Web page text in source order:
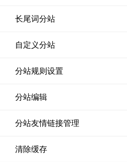
长尾词分站
自定义分站
分站规则设置
分站编辑
分站友情链接管理
清除缓存